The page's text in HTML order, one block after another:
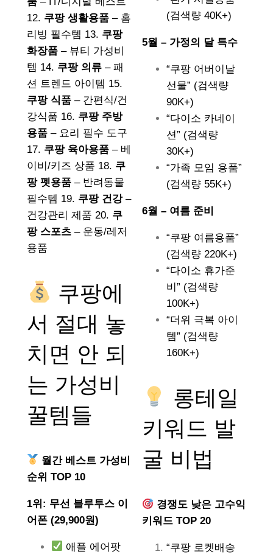
12. 쿠팡 생활용품 – 홈
리빙 필수템 13. 쿠팡
화장품 – 뷰티 가성비
템 14. 쿠팡 의류 – 패
션 트렌드 아이템 15.
쿠팡 식품 – 간편식/건
강식품 16. 쿠팡 주방
용품 – 요리 필수 도구
17. 쿠팡 육아용품 – 베
이비/키즈 상품 18. 쿠
팡 펫용품 – 반려동물
필수템 19. 쿠팡 건강–
건강관리 제품 20. 쿠
팡 스포츠 – 운동/레저
용품
쿠팡에
서 절대 놓
치면 안 되
는 가성비
꿀템들
월간 베스트 가성비
순위 TOP 10
1위: 무선 블루투스 이
어폰 (29,900원)
애플 에어팟
(검색량 40K+)
5월 – 가정의 달 특수
“쿠팡 어버이날
선물” (검색량
90K+)
“다이소 카네이
션” (검색량
30K+)
“가족 모임 용품”
(검색량 55K+)
6월 – 여름 준비
“쿠팡 여름용품”
(검색량 220K+)
“다이소 휴가준
비” (검색량
100K+)
“더위 극복 아이
템” (검색량
160K+)
롱테일
키워드 발
굴 비법
경쟁도 낮은 고수익
키워드 TOP 20
“쿠팡 로켓배송